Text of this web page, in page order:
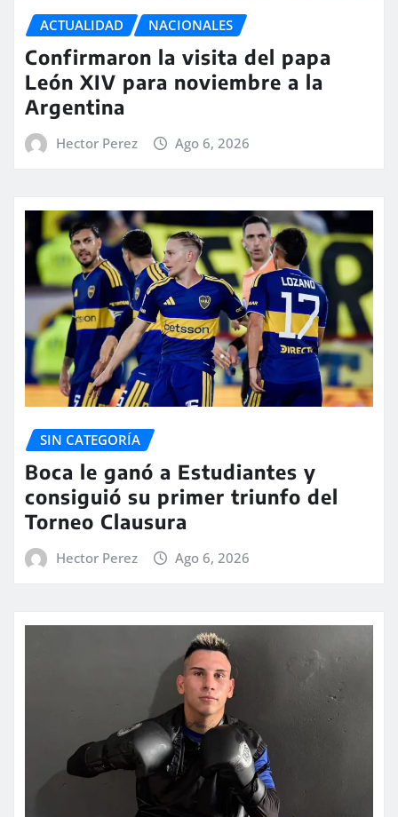
ACTUALIDAD NACIONALES
Confirmaron la visita del papa
León XIV para noviembre a la
Argentina
Hector Perez Ago 6, 2026
SIN CATEGORÍA
Boca le ganó a Estudiantes y
consiguió su primer triunfo del
Torneo Clausura
Hector Perez Ago 6, 2026